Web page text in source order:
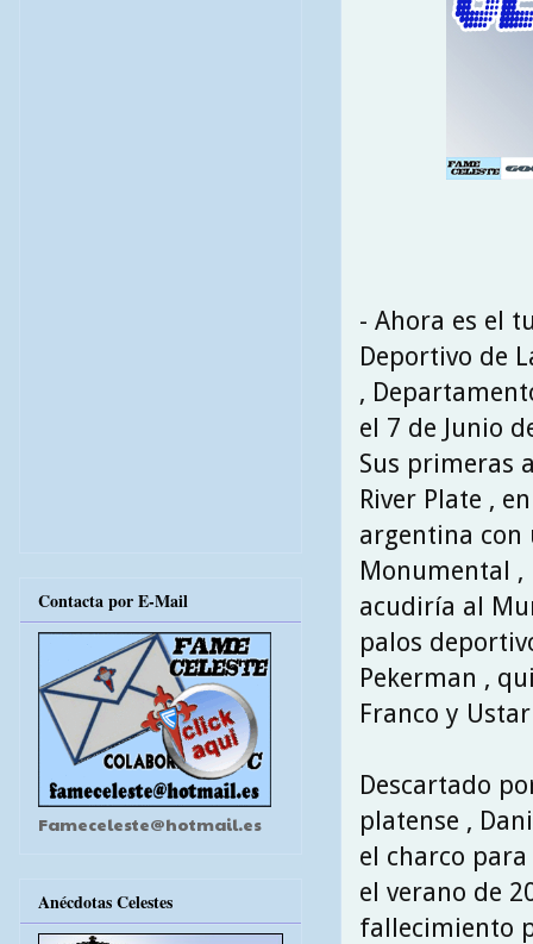
- Ahora es el
Deportivo de
,
el 7 de Junio
Sus primeras
River Plate ,
argentina con
Monumental ,
acudiría al
palos
Pekerman ,
Franco y
Descartado
platense ,
el charco
el verano de
fallecimiento
Contacta por E-Mail
Fameceleste@hotmail.es
Anécdotas Celestes